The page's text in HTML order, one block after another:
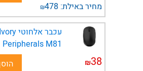
מחיר באילת: 478
₪
עכבר אלחוטי Ivory
Peripherals M81 שחור
38
₪